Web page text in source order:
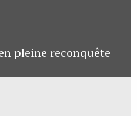
pleine reconquête